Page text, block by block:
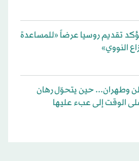
تقديم روسيا عرضاً «للمساعدة
النووي»
وطهران... حين يتحوّل رهان
الوقت إلى عبء عليها